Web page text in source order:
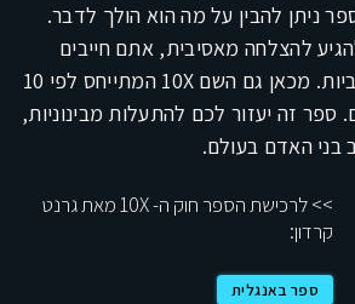
ניתן להבין על מה הוא הולך לדבר.
להצלחה מאסיבית, אתם חייבים
לנקוט בפעולות מאסיביות. מכאן גם השם 10X המתייחס לפי 10
ספר זה יעזור לכם להתעלות מבינוניות,
בני האדם בעולם.
>> לרכישת הספר חוק ה- 10X מאת גרנט
קרדון:
ספר באנגלית